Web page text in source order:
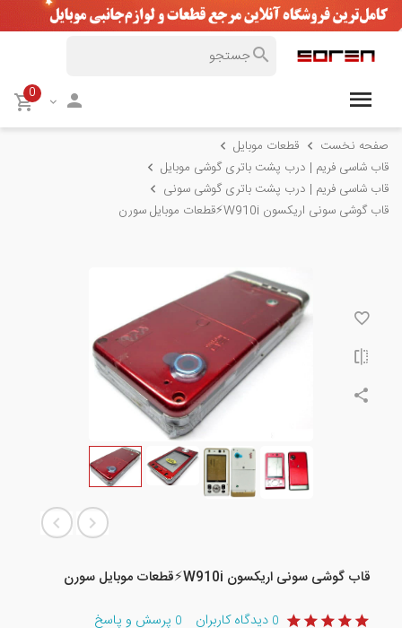
0
صفحه نخست
قطعات موبایل
قاب شاسی فریم | درب پشت باتری گوشی موبایل
قاب شاسی فریم | درب پشت باتری گوشی سونی
قاب گوشی سونی اریکسون W910i⚡️قطعات موبایل سورن
قاب گوشی سونی اریکسون W910i⚡️قطعات موبایل سورن
0 دیدگاه کاربران 0 پرسش و پاسخ